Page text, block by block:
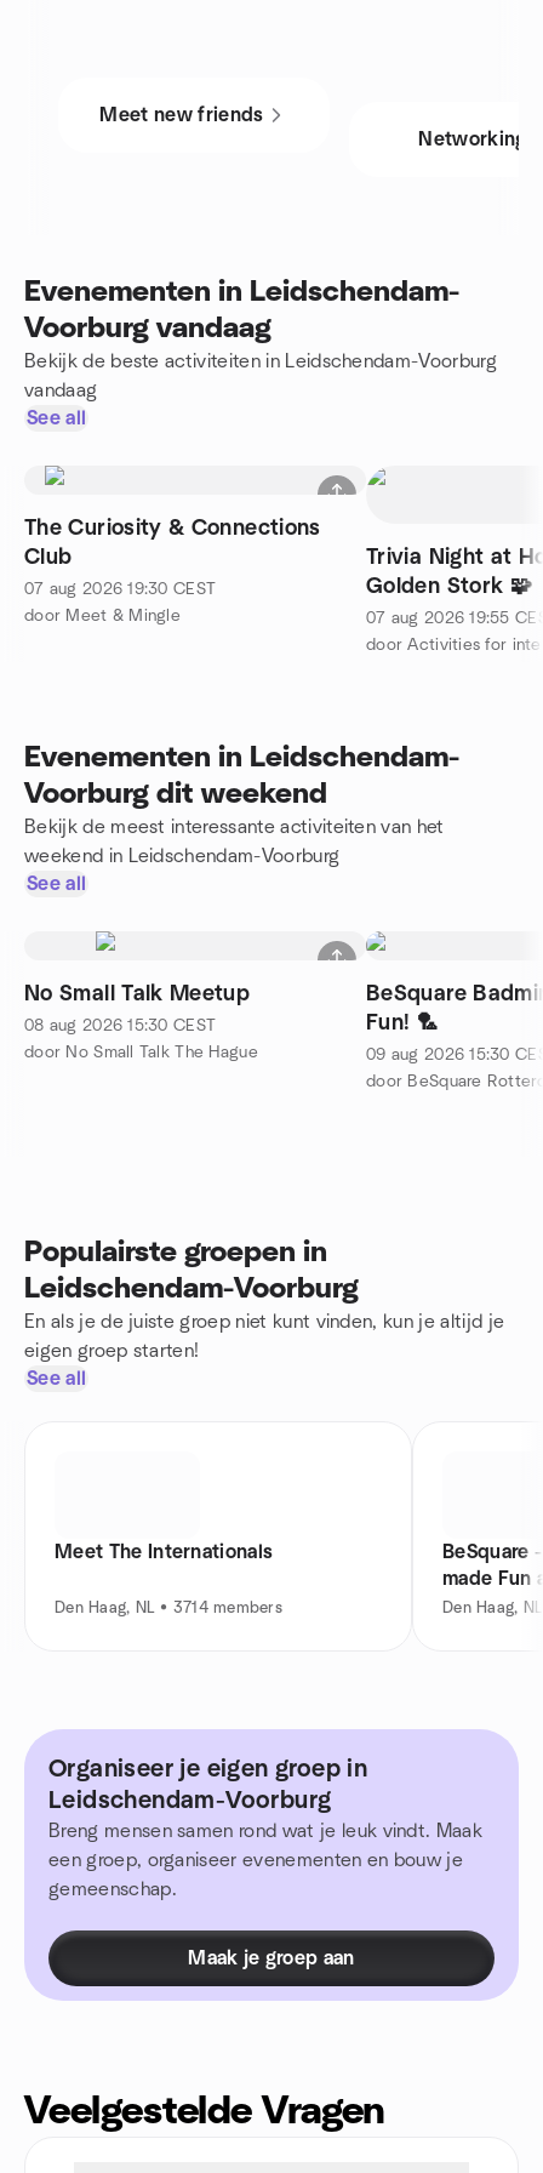
Meet new friends
Networking
Evenementen in Leidschendam-
Voorburg vandaag
Bekijk de beste activiteiten in Leidschendam-Voorburg
vandaag
See all
The Curiosity & Connections
Club
07 aug 2026 19:30 CEST
door Meet & Mingle
Trivia Night at
Golden Stork 🧩
07 aug 2026 19:55
Evenementen in Leidschendam-
Voorburg dit weekend
Bekijk de meest interessante activiteiten van het
weekend in Leidschendam-Voorburg
See all
No Small Talk Meetup
08 aug 2026 15:30 CEST
door No Small Talk The Hague
BeSquare
Fun! 🏸
09 aug 2026 15:30
Populairste groepen in
Leidschendam-Voorburg
En als je de juiste groep niet kunt vinden, kun je altijd je
eigen groep starten!
See all
Meet The Internationals
Den Haag, NL • 3714 members
BeSquare
made Fun
Den Haag,
Organiseer je eigen groep in
Leidschendam-Voorburg
Breng mensen samen rond wat je leuk vindt. Maak
een groep, organiseer evenementen en bouw je
gemeenschap.
Maak je groep aan
Veelgestelde Vragen